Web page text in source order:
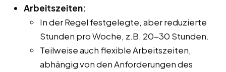
Arbeitszeiten:
In der Regel festgelegte, aber reduzierte
Stunden pro Woche, z.B. 20-30 Stunden.
Teilweise auch flexible Arbeitszeiten,
abhängig von den Anforderungen des